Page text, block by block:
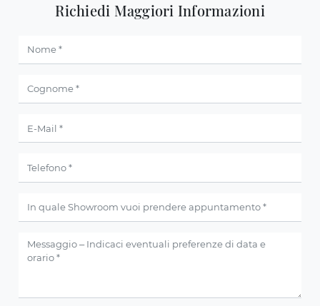
Richiedi Maggiori Informazioni